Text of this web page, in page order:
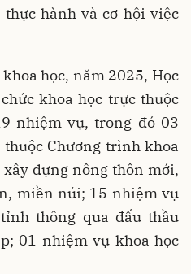
hành và cơ hội việc
học, năm 2025, Học
khoa học trực thuộc
nhiệm vụ, trong đó 03
Chương trình khoa
dựng nông thôn mới,
miền núi; 15 nhiệm vụ
thông qua đấu thầu
01 nhiệm vụ khoa học